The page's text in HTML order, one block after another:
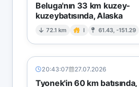
Beluga'nın 33 km kuzey-
kuzeybatısında, Alaska
72.1 km I 61.43, -151.29
20:43:07 27.07.2026
Tyonek'in 60 km batısında,